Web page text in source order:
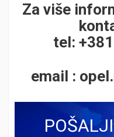
Za više
tel: +381
email :